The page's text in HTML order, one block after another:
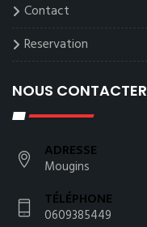
Contact
Reservation
NOUS CONTACTER
ADRESSE
Mougins
TÉLÉPHONE
0609385449